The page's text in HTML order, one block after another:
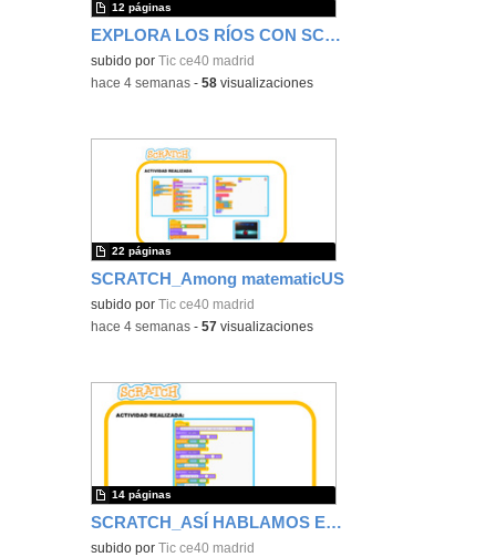
EXPLORA LOS RÍOS CON SCRATCH
subido por Tic ce40 madrid
12 páginas
-hace 4 semanas -58 visualizaciones
SCRATCH_Among matematicUS
subido por Tic ce40 madrid
22 páginas
-hace 4 semanas -57 visualizaciones
SCRATCH_ASÍ HABLAMOS EN ESPAÑA
subido por Tic ce40 madrid
14 páginas